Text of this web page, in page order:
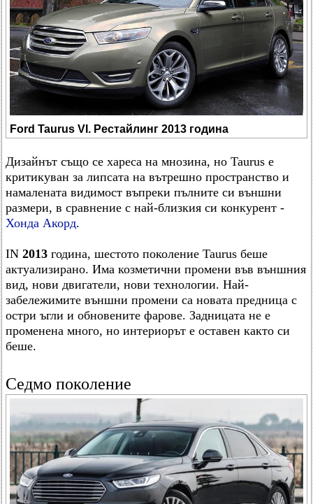
Ford Taurus VI. Рестайлинг 2013 година
Дизайнът също се хареса на мнозина, но Taurus е
критикуван за липсата на вътрешно пространство и
намалената видимост въпреки пълните си външни
размери, в сравнение с най-близкия си конкурент -
Хонда Акорд.
IN 2013 година, шестото поколение Taurus беше
актуализирано. Има козметични промени във външния
вид, нови двигатели, нови технологии. Най-
забележимите външни промени са новата предница с
остри ъгли и обновените фарове. Задницата не е
променена много, но интериорът е оставен както си
беше.
Седмо поколение